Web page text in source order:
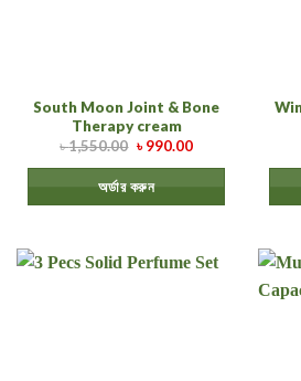
South Moon Joint & Bone
Therapy cream
৳1,550.00 ৳990.00
অর্ডার করুন